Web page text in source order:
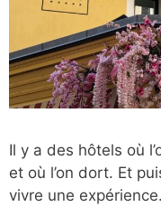
Il y a des hôtels où
et où l’on dort. Et
vivre une